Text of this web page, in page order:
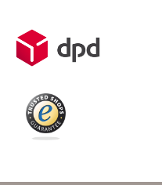
Weitere Informationen über